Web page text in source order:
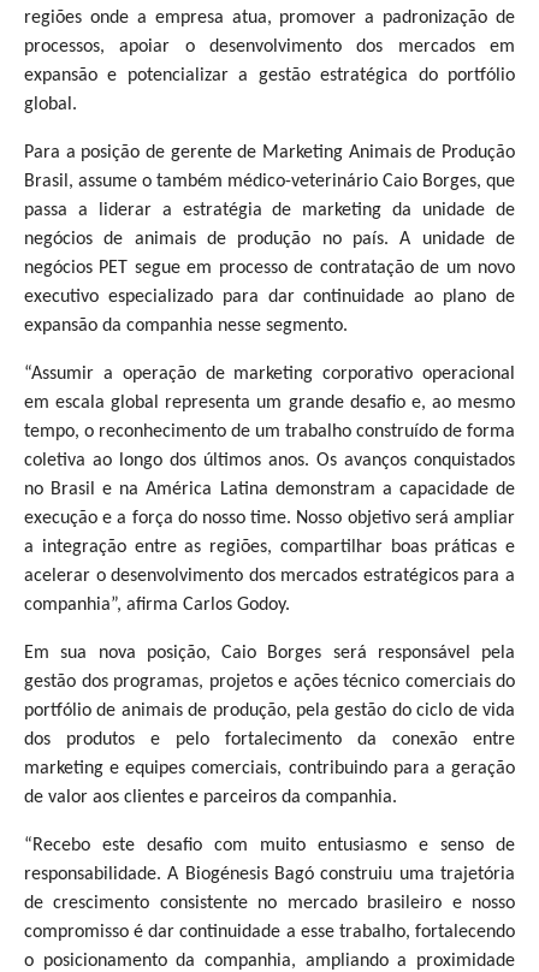
regiões onde a empresa atua, promover a padronização de
processos, apoiar o desenvolvimento dos mercados em
expansão e potencializar a gestão estratégica do portfólio
global.
Para a posição de gerente de Marketing Animais de Produção
Brasil, assume o também médico-veterinário Caio Borges, que
passa a liderar a estratégia de marketing da unidade de
negócios de animais de produção no país. A unidade de
negócios PET segue em processo de contratação de um novo
executivo especializado para dar continuidade ao plano de
expansão da companhia nesse segmento.
“Assumir a operação de marketing corporativo operacional
em escala global representa um grande desafio e, ao mesmo
tempo, o reconhecimento de um trabalho construído de forma
coletiva ao longo dos últimos anos. Os avanços conquistados
no Brasil e na América Latina demonstram a capacidade de
execução e a força do nosso time. Nosso objetivo será ampliar
a integração entre as regiões, compartilhar boas práticas e
acelerar o desenvolvimento dos mercados estratégicos para a
companhia”, afirma Carlos Godoy.
Em sua nova posição, Caio Borges será responsável pela
gestão dos programas, projetos e ações técnico comerciais do
portfólio de animais de produção, pela gestão do ciclo de vida
dos produtos e pelo fortalecimento da conexão entre
marketing e equipes comerciais, contribuindo para a geração
de valor aos clientes e parceiros da companhia.
“Recebo este desafio com muito entusiasmo e senso de
responsabilidade. A Biogénesis Bagó construiu uma trajetória
de crescimento consistente no mercado brasileiro e nosso
compromisso é dar continuidade a esse trabalho, fortalecendo
o posicionamento da companhia, ampliando a proximidade